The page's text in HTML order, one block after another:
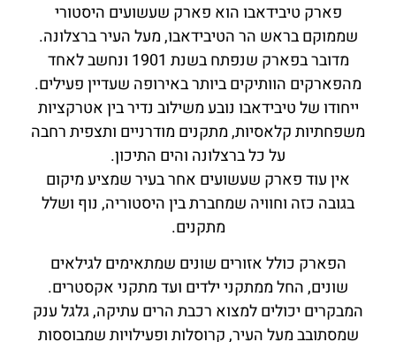
פארק טיבידאבו הוא פארק שעשועים היסטורי
שממוקם בראש הר הטיבידאבו, מעל העיר ברצלונה.
מדובר בפארק שנפתח בשנת 1901 ונחשב לאחד
מהפארקים הוותיקים ביותר באירופה שעדיין פעילים.
ייחודו של טיבידאבו נובע משילוב נדיר בין אטרקציות
משפחתיות קלאסיות, מתקנים מודרניים ותצפית רחבה
על כל ברצלונה והים התיכון.
אין עוד פארק שעשועים אחר בעיר שמציע מיקום
בגובה כזה וחוויה שמחברת בין היסטוריה, נוף ושלל
מתקנים.
הפארק כולל אזורים שונים שמתאימים לגילאים
שונים, החל ממתקני ילדים ועד מתקני אקסטרים.
המבקרים יכולים למצוא רכבת הרים עתיקה, גלגל ענק
שמסתובב מעל העיר, קרוסלות ופעילויות שמבוססות